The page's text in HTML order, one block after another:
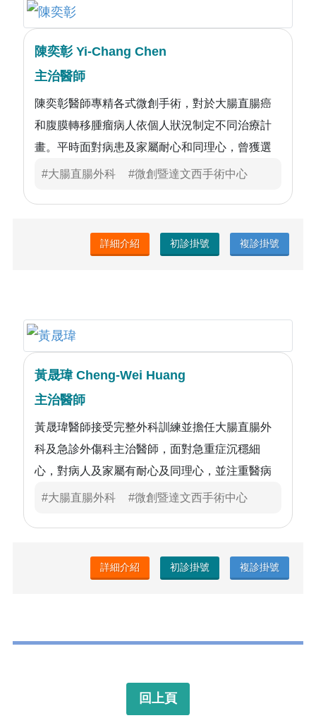
陳奕彰 Yi-Chang Chen
主治醫師
陳奕彰醫師專精各式微創手術，對於大腸直腸癌
和腹膜轉移腫瘤病人依個人狀況制定不同治療計
畫。平時面對病患及家屬耐心和同理心，曾獲選
本院優良主治醫師。
#大腸直腸外科 #微創暨達文西手術中心
詳細介紹 初診掛號 複診掛號
黃晟瑋 Cheng-Wei Huang
主治醫師
黃晟瑋醫師接受完整外科訓練並擔任大腸直腸外
科及急診外傷科主治醫師，面對急重症沉穩細
心，對病人及家屬有耐心及同理心，並注重醫病
之間的溝通及決策，曾獲選醫院親善楷模醫師代
#大腸直腸外科 #微創暨達文西手術中心
詳細介紹 初診掛號 複診掛號
回上頁